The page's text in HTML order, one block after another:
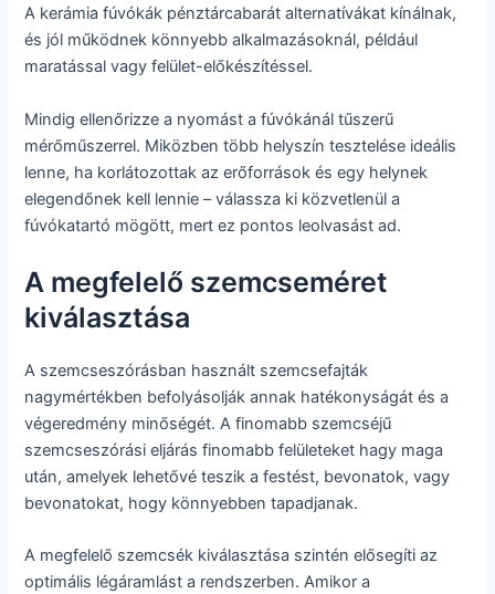
A kerámia fúvókák pénztárcabarát alternatívákat kínálnak,
és jól működnek könnyebb alkalmazásoknál, például
maratással vagy felület-előkészítéssel.
Mindig ellenőrizze a nyomást a fúvókánál tűszerű
mérőműszerrel. Miközben több helyszín tesztelése ideális
lenne, ha korlátozottak az erőforrások és egy helynek
elegendőnek kell lennie – válassza ki közvetlenül a
fúvókatartó mögött, mert ez pontos leolvasást ad.
A megfelelő szemcseméret
kiválasztása
A szemcseszórásban használt szemcsefajták
nagymértékben befolyásolják annak hatékonyságát és a
végeredmény minőségét. A finomabb szemcséjű
szemcseszórási eljárás finomabb felületeket hagy maga
után, amelyek lehetővé teszik a festést, bevonatok, vagy
bevonatokat, hogy könnyebben tapadjanak.
A megfelelő szemcsék kiválasztása szintén elősegíti az
optimális légáramlást a rendszerben. Amikor a